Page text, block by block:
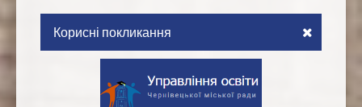
Корисні покликання